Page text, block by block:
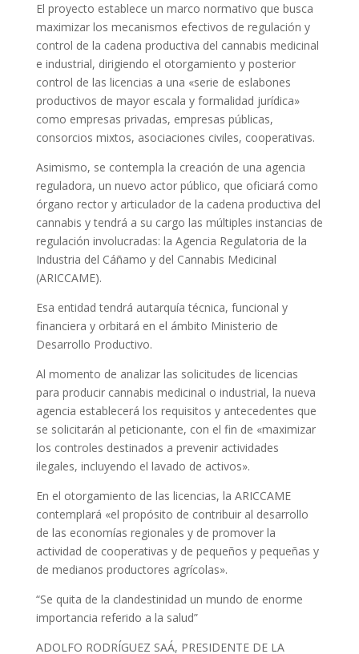
El proyecto establece un marco normativo que busca
maximizar los mecanismos efectivos de regulación y
control de la cadena productiva del cannabis medicinal
e industrial, dirigiendo el otorgamiento y posterior
control de las licencias a una «serie de eslabones
productivos de mayor escala y formalidad jurídica»
como empresas privadas, empresas públicas,
consorcios mixtos, asociaciones civiles, cooperativas.
Asimismo, se contempla la creación de una agencia
reguladora, un nuevo actor público, que oficiará como
órgano rector y articulador de la cadena productiva del
cannabis y tendrá a su cargo las múltiples instancias de
regulación involucradas: la Agencia Regulatoria de la
Industria del Cáñamo y del Cannabis Medicinal
(ARICCAME).
Esa entidad tendrá autarquía técnica, funcional y
financiera y orbitará en el ámbito Ministerio de
Desarrollo Productivo.
Al momento de analizar las solicitudes de licencias
para producir cannabis medicinal o industrial, la nueva
agencia establecerá los requisitos y antecedentes que
se solicitarán al peticionante, con el fin de «maximizar
los controles destinados a prevenir actividades
ilegales, incluyendo el lavado de activos».
En el otorgamiento de las licencias, la ARICCAME
contemplará «el propósito de contribuir al desarrollo
de las economías regionales y de promover la
actividad de cooperativas y de pequeños y pequeñas y
de medianos productores agrícolas».
“Se quita de la clandestinidad un mundo de enorme
importancia referido a la salud”
ADOLFO RODRÍGUEZ SAÁ, PRESIDENTE DE LA